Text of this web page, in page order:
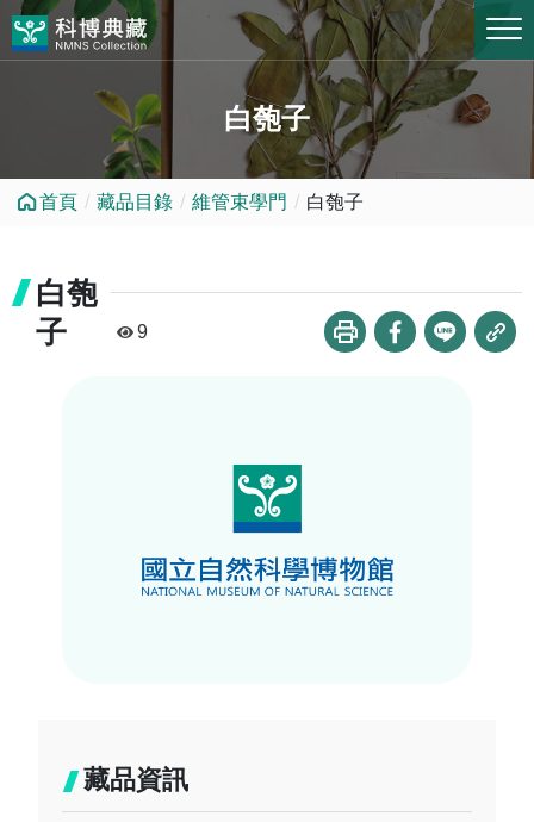
跳到中央內容區塊
白匏子
首頁 藏品目錄 維管束學門 白匏子
白匏
子
9
藏品資訊